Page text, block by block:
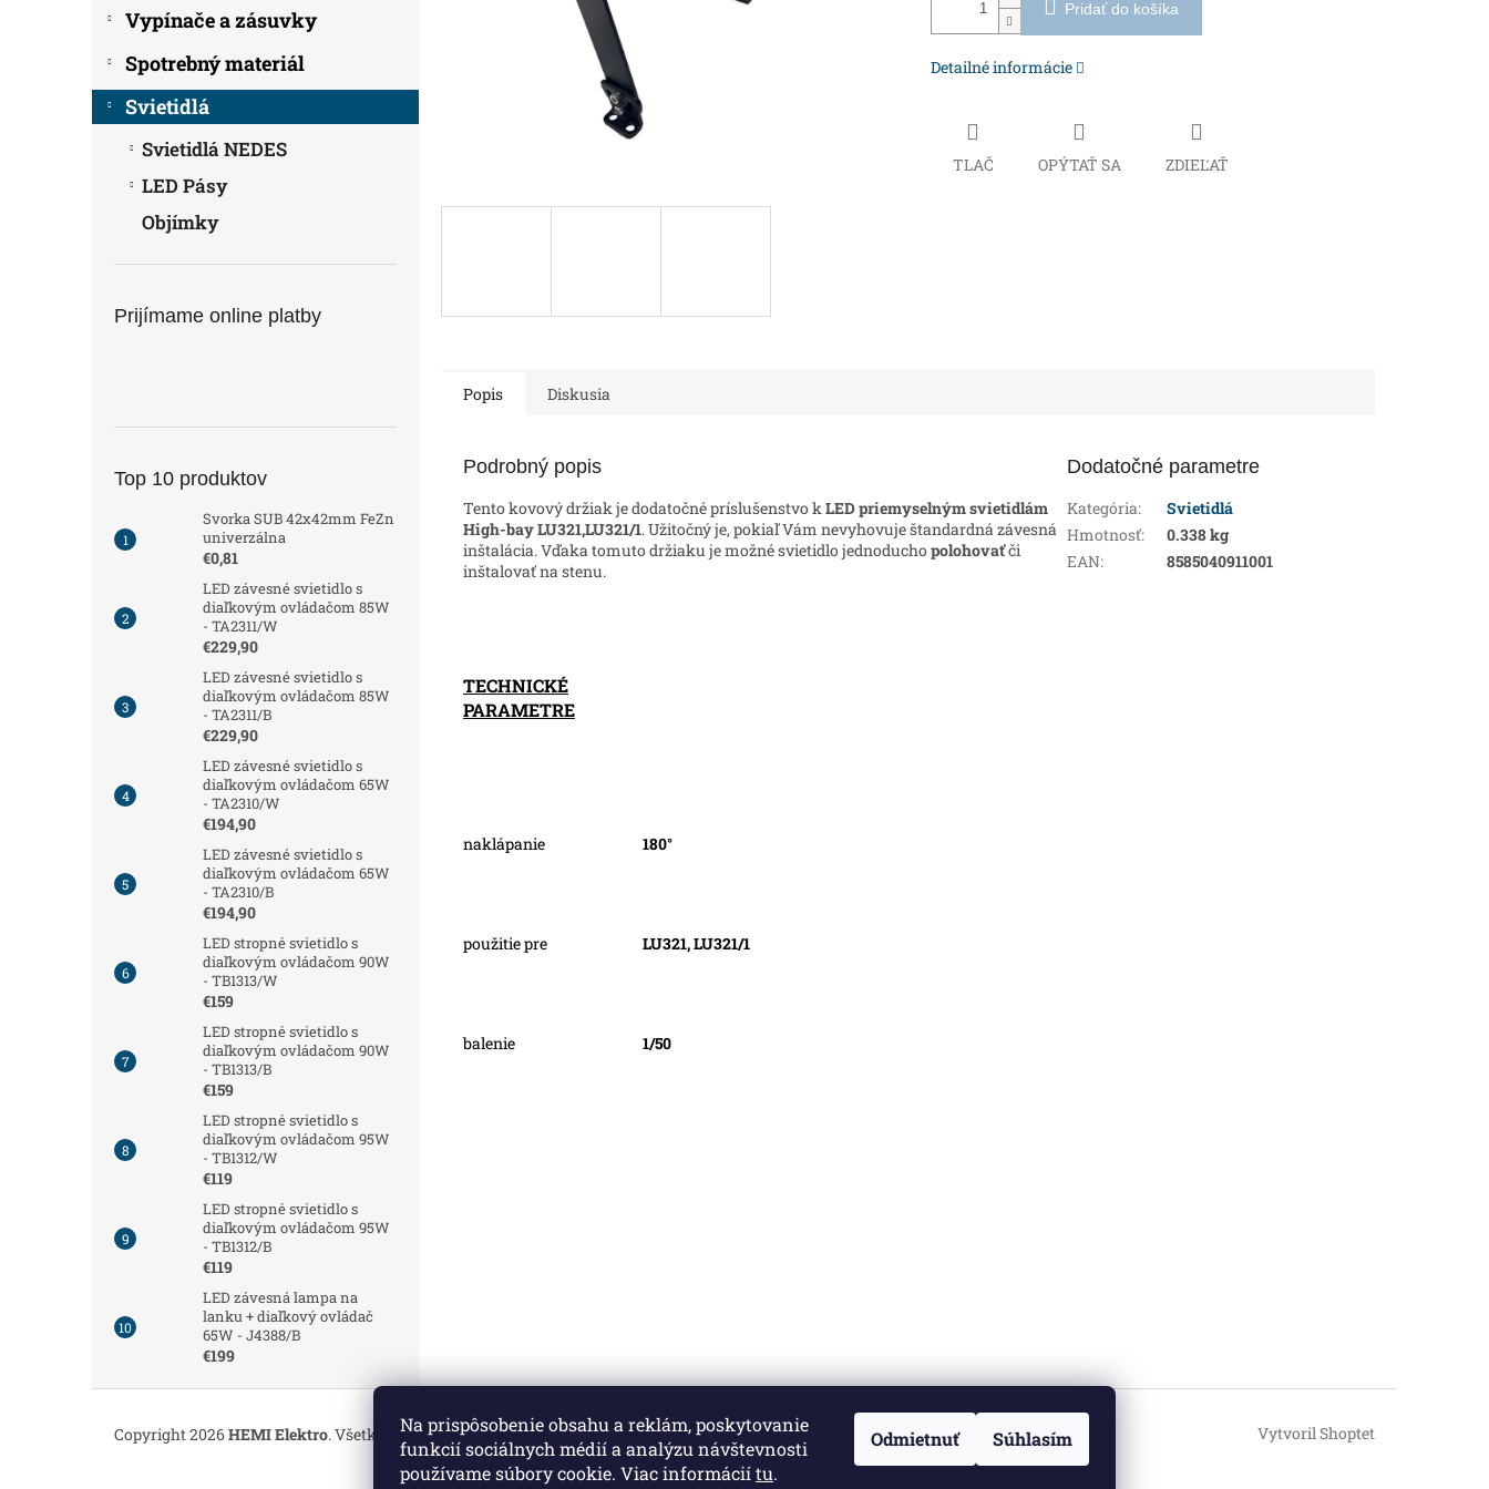
Na prispôsobenie obsahu a reklám, poskytovanie
funkcií sociálnych médií a analýzu návštevnosti
používame súbory cookie. Viac informáciítu.
Odmietnuť Súhlasím
Vypínače a zásuvky
Spotrebný materiál
Svietidlá
Svietidlá NEDES
LED Pásy
Objímky
Prijímame online platby
Top 10 produktov
Svorka SUB 42x42mm FeZn
univerzálna
€0,81
LED závesné svietidlo s
diaľkovým ovládačom 85W
- TA2311/W
€229,90
LED závesné svietidlo s
diaľkovým ovládačom 85W
- TA2311/B
€229,90
LED závesné svietidlo s
diaľkovým ovládačom 65W
- TA2310/W
€194,90
LED závesné svietidlo s
diaľkovým ovládačom 65W
- TA2310/B
€194,90
LED stropné svietidlo s
diaľkovým ovládačom 90W
- TB1313/W
€159
LED stropné svietidlo s
diaľkovým ovládačom 90W
- TB1313/B
€159
LED stropné svietidlo s
diaľkovým ovládačom 95W
- TB1312/W
€119
LED stropné svietidlo s
diaľkovým ovládačom 95W
- TB1312/B
€119
LED závesná lampa na
lanku + diaľkový ovládač
65W - J4388/B
€199
Pridať do košíka
Detailné informácie
TLAČ OPÝTAŤ SA ZDIEĽAŤ
Popis Diskusia
Podrobný popis
Tento kovový držiak je dodatočné príslušenstvo k LED priemyselným svietidlám
High-bay LU321,LU321/1. Užitočný je, pokiaľ Vám nevyhovuje štandardná závesná
inštalácia. Vďaka tomuto držiaku je možné svietidlo jednoduchopolohovaťči
inštalovať na stenu.
TECHNICKÉ
PARAMETRE
naklápanie 180°
použitie pre LU321, LU321/1
balenie 1/50
Dodatočné parametre
Kategória:
Svietidlá
Hmotnosť:
0.338 kg
EAN: 8585040911001
Vytvoril Shoptet
Copyright 2026HEMI Elektro. Všetky práva vyhradené.Upraviť nastavenie cookies